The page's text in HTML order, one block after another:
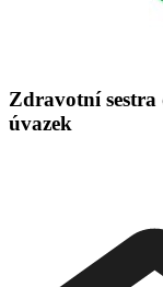
Zdravotní sestra
úvazek